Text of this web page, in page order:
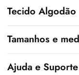
Tecido Algodão
Tamanhos e
Ajuda e Suporte